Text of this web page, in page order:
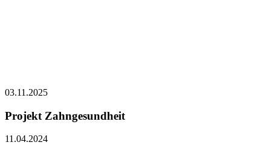
03.11.2025
Projekt Zahngesundheit
11.04.2024